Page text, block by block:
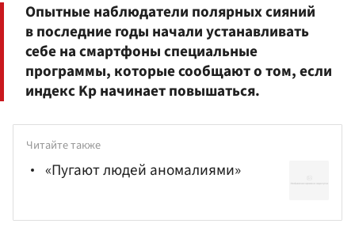
Опытные наблюдатели полярных сияний
в последние годы начали устанавливать
себе на смартфоны специальные
программы, которые сообщают о том, если
индекс Kp начинает повышаться.
Читайте также
«Пугают людей аномалиями»